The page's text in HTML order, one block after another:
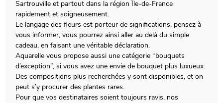
Sartrouville et partout dans la région Île-de-France
rapidement et soigneusement.
Le langage des fleurs est porteur de significations, pensez à
vous informer, vous pourrez ainsi aller au delà du simple
cadeau, en faisant une véritable déclaration.
Aquarelle vous propose aussi une catégorie “bouquets
d’exception”, si vous avez une envie de bouquet plus luxueux.
Des compositions plus recherchées y sont disponibles, et on
peut s’y procurer des plantes rares.
Pour que vos destinataires soient toujours ravis, nos